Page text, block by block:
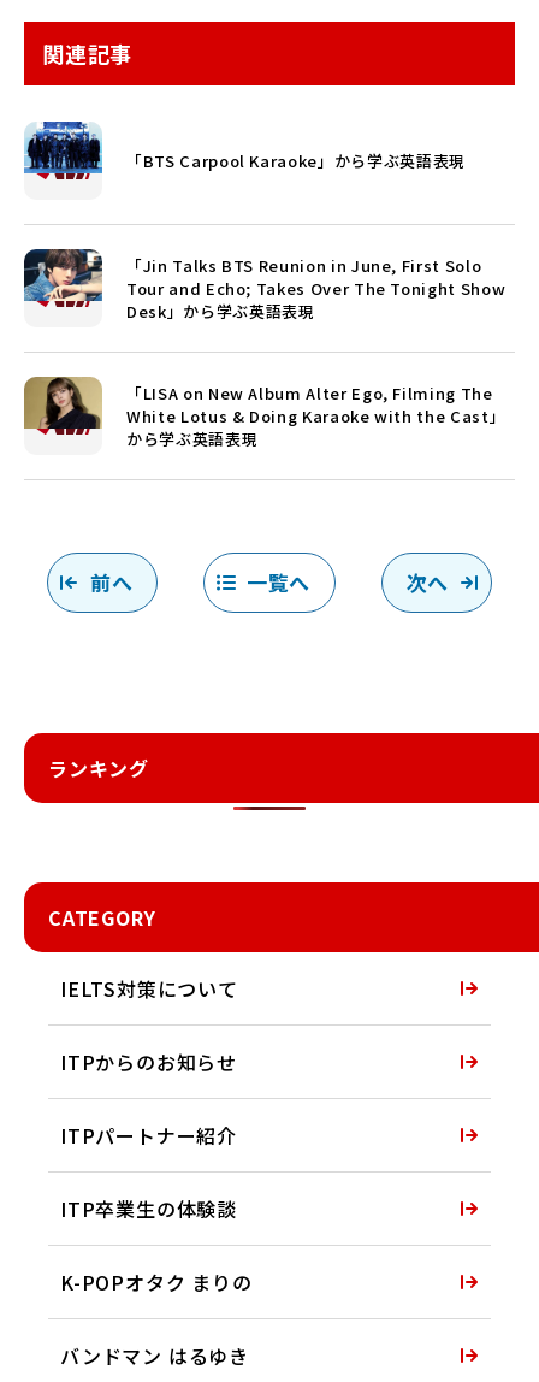
関連記事
「BTS Carpool Karaoke」から学ぶ英語表現
「Jin Talks BTS Reunion in June, First Solo
Tour and Echo; Takes Over The Tonight Show
Desk」から学ぶ英語表現
「LISA on New Album Alter Ego, Filming The
White Lotus & Doing Karaoke with the Cast」
から学ぶ英語表現
前へ 一覧へ 次へ
ランキング
CATEGORY
IELTS対策について
ITPからのお知らせ
ITPパートナー紹介
ITP卒業生の体験談
K-POPオタク まりの
バンドマン はるゆき